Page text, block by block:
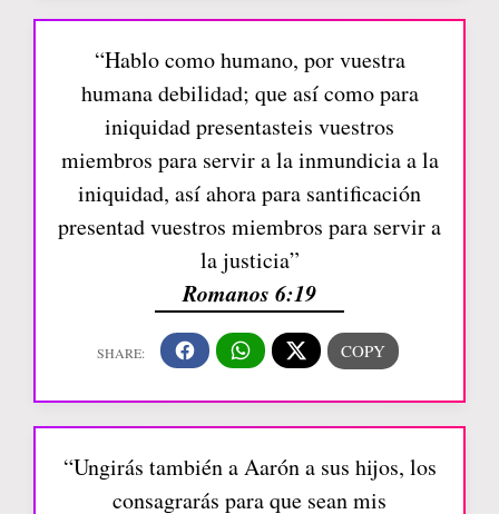
“Hablo como humano, por vuestra
humana debilidad; que así como para
iniquidad presentasteis vuestros
miembros para servir a la inmundicia a la
iniquidad, así ahora para santificación
presentad vuestros miembros para servir a
la justicia”
Romanos 6:19
“Ungirás también a Aarón a sus hijos, los
consagrarás para que sean mis